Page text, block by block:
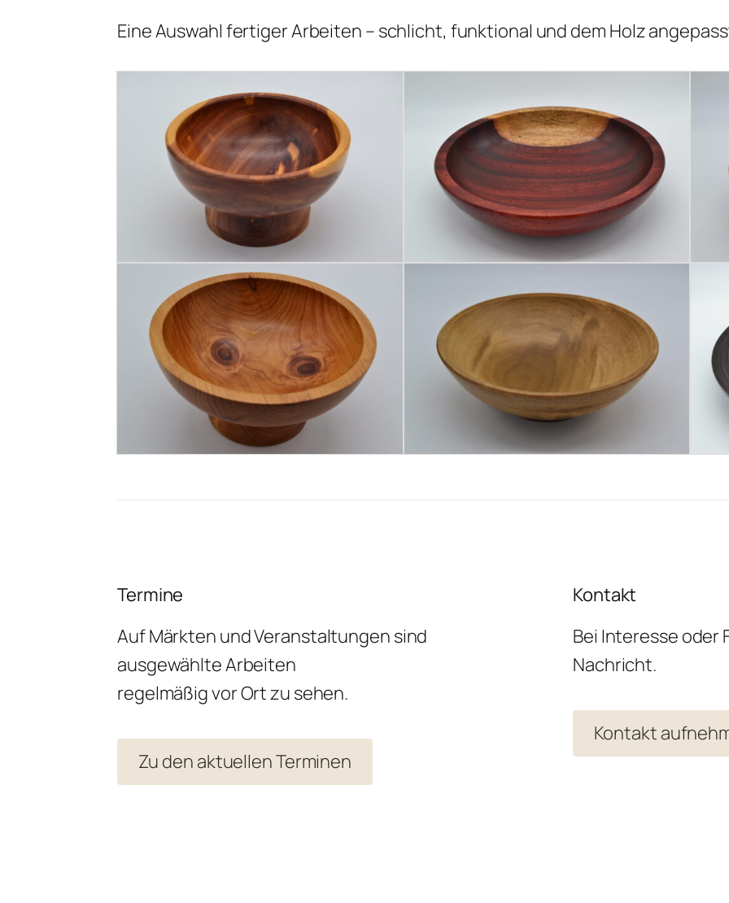
Eine Auswahl fertiger Arbeiten – schlicht, funktional und dem Holz
Termine
Auf Märkten und Veranstaltungen sind
ausgewählte Arbeiten
regelmäßig vor Ort zu sehen.
Zu den aktuellen Terminen
Kontakt
Bei Interesse oder
Nachricht.
Kontakt